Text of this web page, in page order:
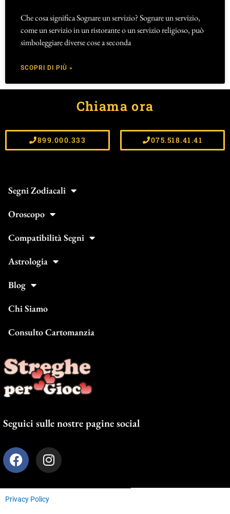
Che cosa significa Sognare un servizio? Sognare un servizio,
come un servizio in un ristorante o un servizio religioso, può
simboleggiare diverse cose a seconda
SCOPRI DI PIÙ »
Chiama ora
899.000.333 075.518.41.41
Segni Zodiacali
Oroscopo
Compatibilità Segni
Astrologia
Blog
Chi Siamo
Consulto Cartomanzia
Seguici sulle nostre pagine social
F
a
e
b
I
n
t
a
Privacy Policy